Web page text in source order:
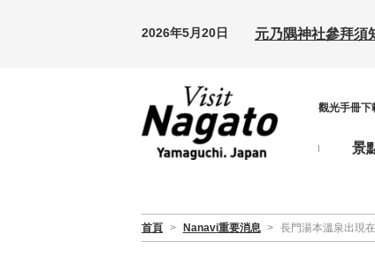
2026年5月20日 元乃隅神社參拜須
觀光手冊下
景
首頁 > Nanavi重要消息 > 長門湯本溫泉出現